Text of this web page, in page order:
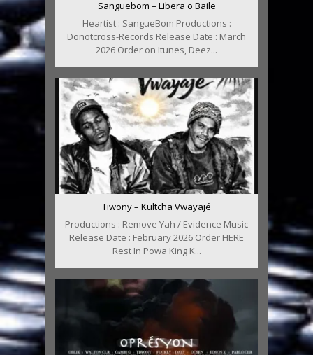
Sanguebom – Libera o Baile
Heartist : SangueBom Productions :
Donotcross-Records Release Date : March
2026 Order on Itunes, Deez...
Tiwony – Kultcha Vwayajé
Productions : Remove Yah / Evidence Music
Release Date : February 2026 Order HERE
Rest In Powa King K...